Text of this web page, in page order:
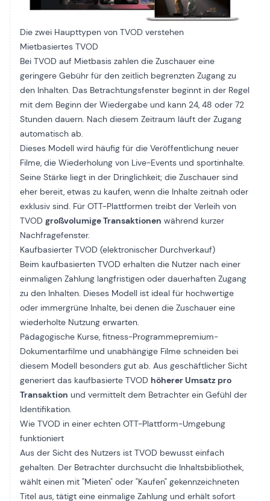
Die zwei Haupttypen von TVOD verstehen
Mietbasiertes TVOD
Bei TVOD auf Mietbasis zahlen die Zuschauer eine
geringere Gebühr für den zeitlich begrenzten Zugang zu
den Inhalten. Das Betrachtungsfenster beginnt in der Regel
mit dem Beginn der Wiedergabe und kann 24, 48 oder 72
Stunden dauern. Nach diesem Zeitraum läuft der Zugang
automatisch ab.
Dieses Modell wird häufig für die Veröffentlichung neuer
Filme, die Wiederholung von Live-Events und sportinhalte.
Seine Stärke liegt in der Dringlichkeit; die Zuschauer sind
eher bereit, etwas zu kaufen, wenn die Inhalte zeitnah oder
exklusiv sind. Für OTT-Plattformen treibt der Verleih von
TVOD großvolumige Transaktionen während kurzer
Nachfragefenster.
Kaufbasierter TVOD (elektronischer Durchverkauf)
Beim kaufbasierten TVOD erhalten die Nutzer nach einer
einmaligen Zahlung langfristigen oder dauerhaften Zugang
zu den Inhalten. Dieses Modell ist ideal für hochwertige
oder immergrüne Inhalte, bei denen die Zuschauer eine
wiederholte Nutzung erwarten.
Pädagogische Kurse, fitness-Programmepremium-
Dokumentarfilme und unabhängige Filme schneiden bei
diesem Modell besonders gut ab. Aus geschäftlicher Sicht
generiert das kaufbasierte TVOD höherer Umsatz pro
Transaktion und vermittelt dem Betrachter ein Gefühl der
Identifikation.
Wie TVOD in einer echten OTT-Plattform-Umgebung
funktioniert
Aus der Sicht des Nutzers ist TVOD bewusst einfach
gehalten. Der Betrachter durchsucht die Inhaltsbibliothek,
wählt einen mit "Mieten" oder "Kaufen" gekennzeichneten
Titel aus, tätigt eine einmalige Zahlung und erhält sofort